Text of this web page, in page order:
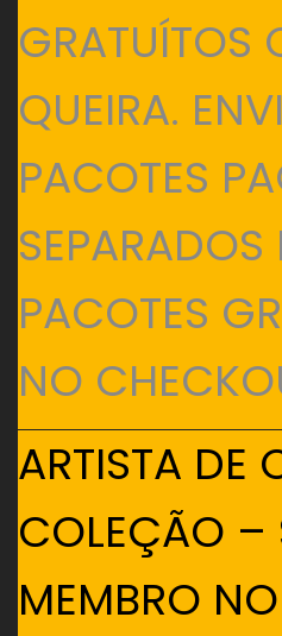
GRATUÍTOS
QUEIRA.
PACOTES
SEPARADOS
PACOTES
NO
ARTISTA DE
COLEÇÃO –
MEMBRO